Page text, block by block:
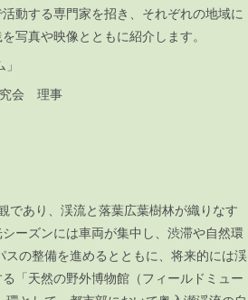
動する専門家を招き、それぞれの地域に
を写真や映像とともに紹介します。
究会 理事
であり、渓流と落葉広葉樹林が織りなす
ーズンには車両が集中し、渋滞や自然環
の整備を進めるとともに、将来的には渓
「天然の野外博物館（フィールドミュー